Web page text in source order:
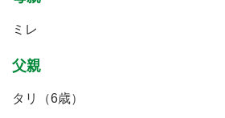
ミレ
父親
タリ（6歳）